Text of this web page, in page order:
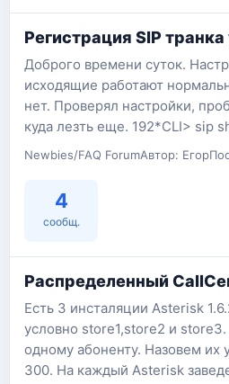
Регистрация SIP
Доброго времени суток.
исходящие работают
нет. Проверял настройки,
куда лезть еще. 192*CLI> sip
Newbies/FAQ ForumАвтор: Егор
4
сообщ.
Распределенный
Есть 3 инсталяции Asterisk
условно store1,store2 и
одному абоненту. Назовем их
300. На каждый Asterisk